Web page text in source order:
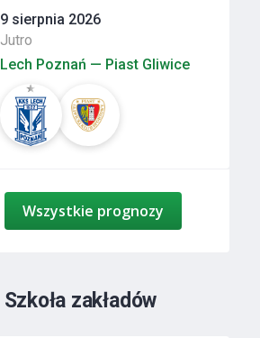
9 sierpnia 2026
Jutro
Lech Poznań — Piast Gliwice
Wszystkie prognozy
Szkoła zakładów